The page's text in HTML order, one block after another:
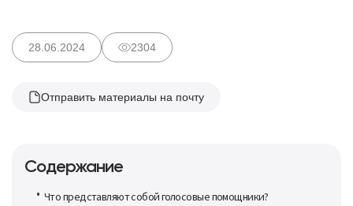
28.06.2024 2304
Отправить материалы на почту
Содержание
Что представляют собой голосовые помощники?